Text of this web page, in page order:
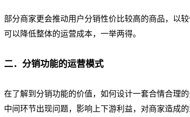
部分商家更会推动用户分销性价比较高的商品，以
可以降低整体的运营成本，一举两得。
二．分销功能的运营模式
在了解到分销功能的价值，如何设计一套合情合理
中间环节出现问题，影响上下游利益，对商家造成的